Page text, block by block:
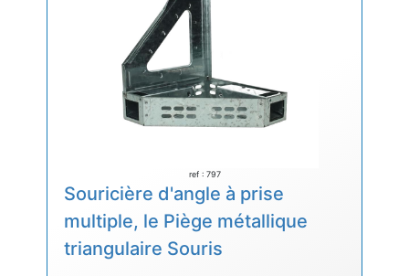
ref : 797
Souricière d'angle à prise
multiple, le Piège métallique
triangulaire Souris